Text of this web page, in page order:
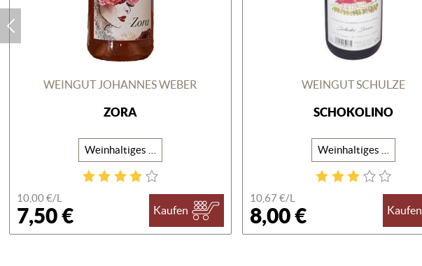
WEINGUT JOHANNES WEBER
ZORA
10,00 €/L
7,50 € Kaufen
WEINGUT SCHULZE
SCHOKOLINO
10,67 €/L
8,00 € Kaufen